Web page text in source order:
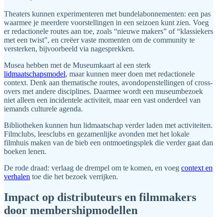
Theaters kunnen experimenteren met bundelabonnementen: een pas
waarmee je meerdere voorstellingen in een seizoen kunt zien. Voeg
er redactionele routes aan toe, zoals “nieuwe makers” of “klassiekers
met een twist”, en creëer vaste momenten om de community te
versterken, bijvoorbeeld via nagesprekken.
Musea hebben met de Museumkaart al een sterk
lidmaatschapsmodel, maar kunnen meer doen met redactionele
context. Denk aan thematische routes, avondopenstellingen of cross-
overs met andere disciplines. Daarmee wordt een museumbezoek
niet alleen een incidentele activiteit, maar een vast onderdeel van
iemands culturele agenda.
Bibliotheken kunnen hun lidmaatschap verder laden met activiteiten.
Filmclubs, leesclubs en gezamenlijke avonden met het lokale
filmhuis maken van de bieb een ontmoetingsplek die verder gaat dan
boeken lenen.
De rode draad: verlaag de drempel om te komen, en voeg context en
verhalen toe die het bezoek verrijken.
Impact op distributeurs en filmmakers
door membershipmodellen